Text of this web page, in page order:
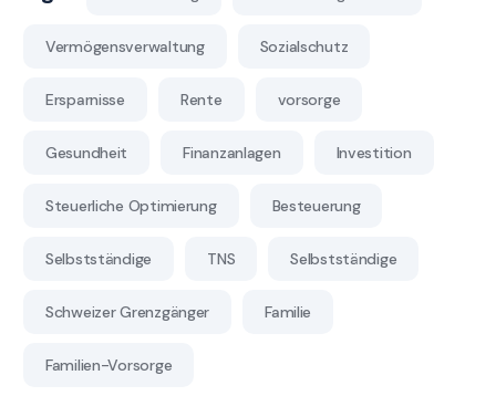
Vermögensverwaltung Sozialschutz
Ersparnisse Rente vorsorge
Gesundheit Finanzanlagen Investition
Steuerliche Optimierung Besteuerung
Selbstständige TNS Selbstständige
Schweizer Grenzgänger Familie
Familien-Vorsorge